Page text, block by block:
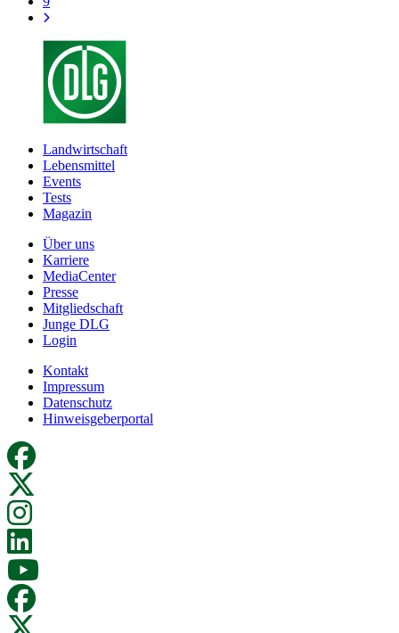
Landwirtschaft
Lebensmittel
Events
Tests
Magazin
Über uns
Karriere
MediaCenter
Presse
Mitgliedschaft
Junge DLG
Login
Kontakt
Impressum
Datenschutz
Hinweisgeberportal